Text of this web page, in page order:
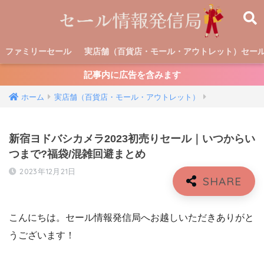
ファミリーセール 実店舗（百貨店・モール・アウトレット）セー
記事内に広告を含みます
ホーム 実店舗（百貨店・モール・アウトレット）
新宿ヨドバシカメラ2023初売りセール｜いつからい
つまで?福袋/混雑回避まとめ
2023年12月21日
こんにちは。セール情報発信局へお越しいただきありがと
うございます！